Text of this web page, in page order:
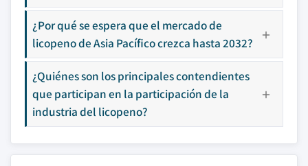
¿Por qué se espera que el mercado de
licopeno de Asia Pacífico crezca hasta 2032?
¿Quiénes son los principales contendientes
que participan en la participación de la
industria del licopeno?